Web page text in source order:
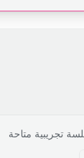
تجريبية متاحة